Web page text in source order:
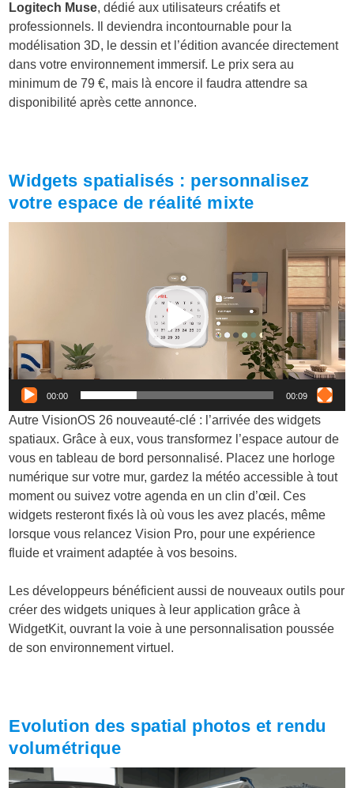
Logitech Muse, dédié aux utilisateurs créatifs et
professionnels. Il deviendra incontournable pour la
modélisation 3D, le dessin et l’édition avancée directement
dans votre environnement immersif. Le prix sera au
minimum de 79 €, mais là encore il faudra attendre sa
disponibilité après cette annonce.
Widgets spatialisés : personnalisez
votre espace de réalité mixte
00:00 00:09
Autre VisionOS 26 nouveauté-clé : l’arrivée des widgets
spatiaux. Grâce à eux, vous transformez l’espace autour de
vous en tableau de bord personnalisé. Placez une horloge
numérique sur votre mur, gardez la météo accessible à tout
moment ou suivez votre agenda en un clin d’œil. Ces
widgets resteront fixés là où vous les avez placés, même
lorsque vous relancez Vision Pro, pour une expérience
fluide et vraiment adaptée à vos besoins.
Les développeurs bénéficient aussi de nouveaux outils pour
créer des widgets uniques à leur application grâce à
WidgetKit, ouvrant la voie à une personnalisation poussée
de son environnement virtuel.
Evolution des spatial photos et rendu
volumétrique